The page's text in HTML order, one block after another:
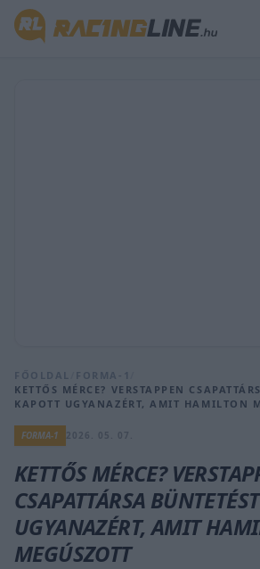
FŐOLDAL FORMA-1
KETTŐS MÉRCE? VERSTAPPEN
KAPOTT UGYANAZÉRT, AMIT HAMILTON
FORMA-1
KETTŐS MÉRCE?
CSAPATTÁRSA
UGYANAZÉRT, AMIT
MEGÚSZOTT